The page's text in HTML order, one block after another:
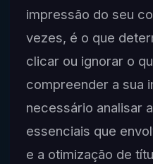
impressão do seu
vezes, é o que
clicar ou ignorar o
compreender a sua
necessário analisar
essenciais que
e a otimização de